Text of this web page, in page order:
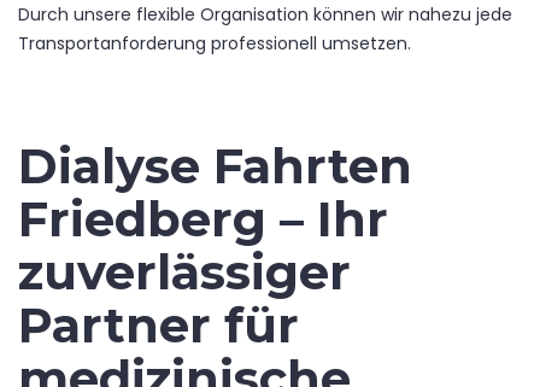
Durch unsere flexible Organisation können wir nahezu jede
Transportanforderung professionell umsetzen.
Dialyse Fahrten
Friedberg – Ihr
zuverlässiger
Partner für